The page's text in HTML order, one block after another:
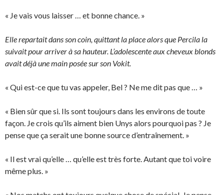
« Je vais vous laisser … et bonne chance. »
Elle repartait dans son coin, quittant la place alors que Percila la
suivait pour arriver à sa hauteur. L’adolescente aux cheveux blonds
avait déjà une main posée sur son Vokit.
« Qui est-ce que tu vas appeler, Bel ? Ne me dit pas que … »
« Bien sûr que si. Ils sont toujours dans les environs de toute
façon. Je crois qu’ils aiment bien Unys alors pourquoi pas ? Je
pense que ça serait une bonne source d’entraînement. »
« Il est vrai qu’elle … qu’elle est très forte. Autant que toi voire
même plus. »